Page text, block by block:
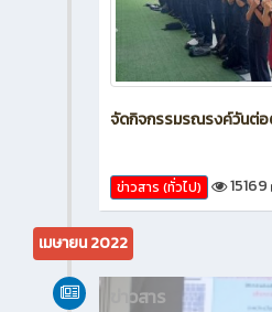
จัดกิจกรรมรณรงค์วันต่อ
ข่าวสาร (ทั่วไป) 15169
เมษายน 2022
ข่าวสาร